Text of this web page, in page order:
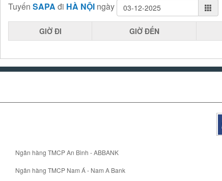
Tuyến SAPA đi HÀ NỘI ngày
GIỜ ĐI GIỜ ĐẾN
Ngân hàng TMCP An Bình - ABBANK
Ngân hàng TMCP Nam Á - Nam A Bank